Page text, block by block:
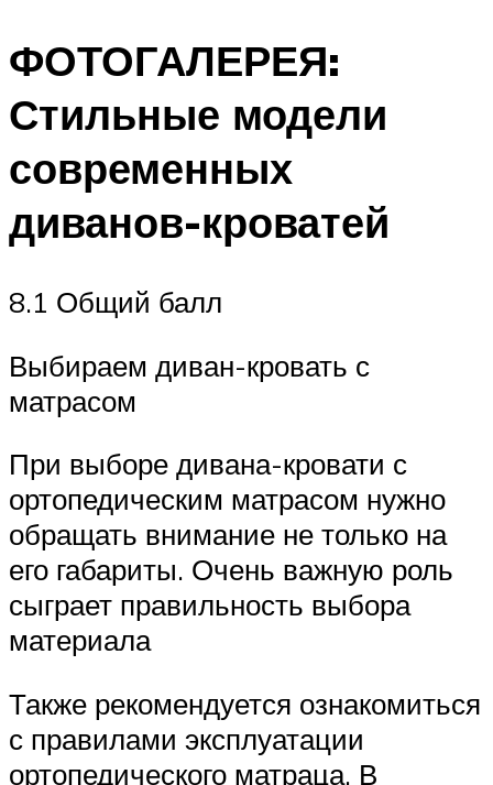
ФОТОГАЛЕРЕЯ:
Стильные модели
современных
диванов-кроватей
8.1 Общий балл
Выбираем диван-кровать с
матрасом
При выборе дивана-кровати с
ортопедическим матрасом нужно
обращать внимание не только на
его габариты. Очень важную роль
сыграет правильность выбора
материала
Также рекомендуется ознакомиться
с правилами эксплуатации
ортопедического матраца. В